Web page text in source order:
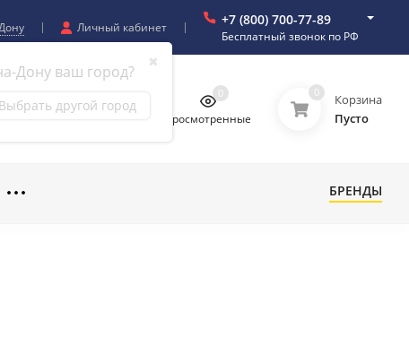
✖
Дону ваш город?
Выбрать другой город
Личный кабинет +7 (800) 700-77-89
Бесплатный звонок по РФ
Просмотренные
0 0
Корзина
Пусто
БРЕНДЫ